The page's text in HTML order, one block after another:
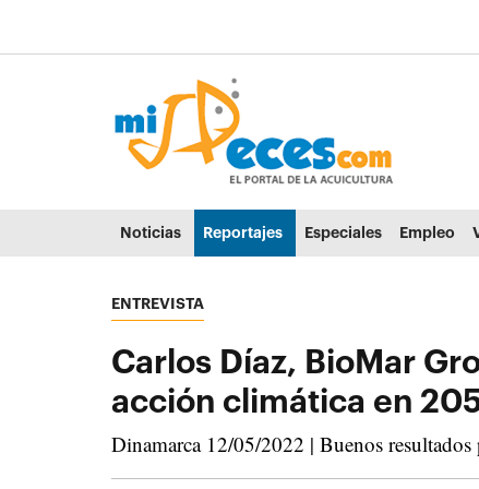
Ir al menú principal (alt + u)
Noticias Reportajes Especiales Empleo
ENTREVISTA
Carlos Díaz, BioMar
acción climática en
Dinamarca 12/05/2022 | Buenos